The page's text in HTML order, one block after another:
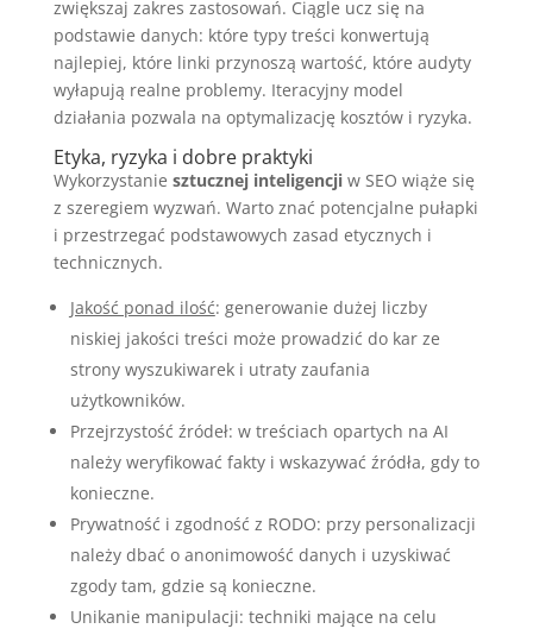
zwiększaj zakres zastosowań. Ciągle ucz się na
podstawie danych: które typy treści konwertują
najlepiej, które linki przynoszą wartość, które audyty
wyłapują realne problemy. Iteracyjny model
działania pozwala na optymalizację kosztów i ryzyka.
Etyka, ryzyka i dobre praktyki
Wykorzystanie sztucznej inteligencjiw SEO wiąże się
z szeregiem wyzwań. Warto znać potencjalne pułapki
i przestrzegać podstawowych zasad etycznych i
technicznych.
Jakość ponad ilość: generowanie dużej liczby
niskiej jakości treści może prowadzić do kar ze
strony wyszukiwarek i utraty zaufania
użytkowników.
Przejrzystość źródeł: w treściach opartych na AI
należy weryfikować fakty i wskazywać źródła, gdy to
konieczne.
Prywatność i zgodność z RODO: przy personalizacji
należy dbać o anonimowość danych i uzyskiwać
zgody tam, gdzie są konieczne.
Unikanie manipulacji: techniki mające na celu